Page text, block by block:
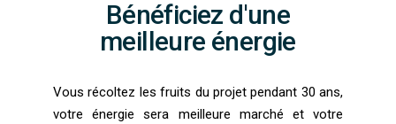
Bénéficiez d'une
meilleure énergie
Vous récoltez les fruits du projet pendant 30 ans,
votre énergie sera meilleure marché et votre